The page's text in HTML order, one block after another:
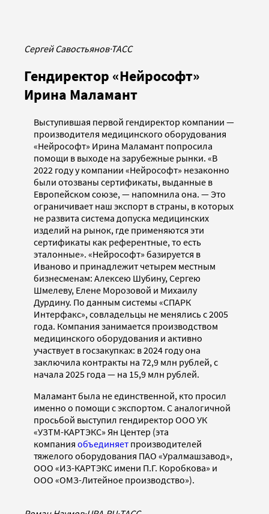
Сергей Савостьянов·ТАСС
Гендиректор «Нейрософт»
Ирина Маламант
Выступившая первой гендиректор компании —
производителя медицинского оборудования
«Нейрософт» Ирина Маламант попросила
помощи в выходе на зарубежные рынки. «В
2022 году у компании «Нейрософт» незаконно
были отозваны сертификаты, выданные в
Европейском союзе, — напомнила она. — Это
ограничивает наш экспорт в страны, в которых
не развита система допуска медицинских
изделий на рынок, где применяются эти
сертификаты как референтные, то есть
эталонные». «Нейрософт» базируется в
Иваново и принадлежит четырем местным
бизнесменам: Алексею Шубину, Сергею
Шмелеву, Елене Морозовой и Михаилу
Дурдину. По данным системы «СПАРК
Интерфакс», совладельцы не менялись с 2005
года. Компания занимается производством
медицинского оборудования и активно
участвует в госзакупках: в 2024 году она
заключила контракты на 72,9 млн рублей, с
начала 2025 года — на 15,9 млн рублей.
Маламант была не единственной, кто просил
именно о помощи с экспортом. С аналогичной
просьбой выступил гендиректор ООО УК
«УЗТМ-КАРТЭКС» Ян Центер (эта
компания объединяет производителей
тяжелого оборудования ПАО «Уралмашзавод»,
ООО «ИЗ-КАРТЭКС имени П.Г. Коробкова» и
ООО «ОМЗ-Литейное производство»).